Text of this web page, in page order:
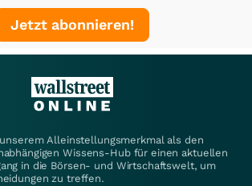
Jetzt abonnieren!
Alleinstellungsmerkmal als den
Wissens-Hub für einen aktuellen
in die Börsen- und Wirtschaftswelt, um
zu treffen.